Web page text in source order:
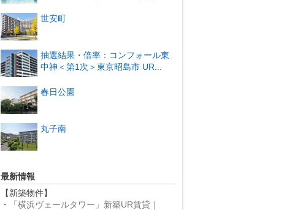
世安町
抽選結果・倍率：コンフォール東
中神＜第1次＞東京昭島市 UR...
春日公園
丸子南
最新情報
【新築物件】
・
「横浜ヴェールタワー」新築UR賃貸｜